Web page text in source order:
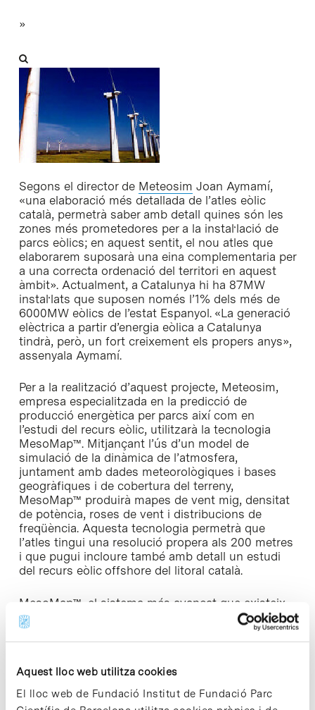
Aquest lloc web utilitza cookies
El lloc web de Fundació Institut de Fundació Parc
»
Segons el director de Meteosim Joan Aymamí,
«una elaboració més detallada de l’atles eòlic
català, permetrà saber amb detall quines són les
zones més prometedores per a la instal·lació de
parcs eòlics; en aquest sentit, el nou atles que
elaborarem suposarà una eina complementaria per
a una correcta ordenació del territori en aquest
àmbit». Actualment, a Catalunya hi ha 87MW
instal·lats que suposen només l’1% dels més de
6000MW eòlics de l’estat Espanyol. «La generació
elèctrica a partir d’energia eòlica a Catalunya
tindrà, però, un fort creixement els propers anys»,
assenyala Aymamí.
Per a la realització d’aquest projecte, Meteosim,
empresa especialitzada en la predicció de
producció energètica per parcs així com en
l’estudi del recurs eòlic, utilitzarà la tecnologia
MesoMap™. Mitjançant l’ús d’un model de
simulació de la dinàmica de l’atmosfera,
juntament amb dades meteorològiques i bases
geogràfiques i de cobertura del terreny,
MesoMap™ produirà mapes de vent mig, densitat
de potència, roses de vent i distribucions de
freqüència. Aquesta tecnologia permetrà que
l’atles tingui una resolució propera als 200 metres
i que pugui incloure també amb detall un estudi
del recurs eòlic offshore del litoral català.
MesoMap™, el sistema més avançat que existeix
per a la prospecció dels recursos eòlics,
possibilita a més la simulació de gairebé tots els
fenòmens meteorològics propers de la superfície
numèricament circulacions locals causades per
diferències de temperatura entre el continent i el
mar (brises marines i terrals), l’efecte de